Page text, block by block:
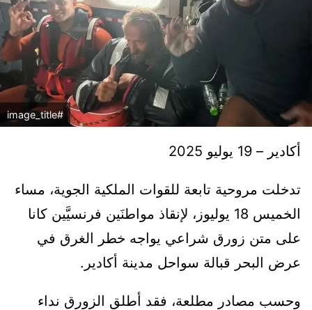
#image_title
أكادير – 19 يوليو 2025
تدخلت مروحية تابعة للقوات الملكية الجوية، مساء
الخميس 18 يوليوز، لإنقاذ مواطنَين فرنسيَّين كانا
على متن زورق شراعي يواجه خطر الغرق في
عرض البحر قبالة سواحل مدينة أكادير.
وحسب مصادر مطلعة، فقد أطلق الزورق نداء